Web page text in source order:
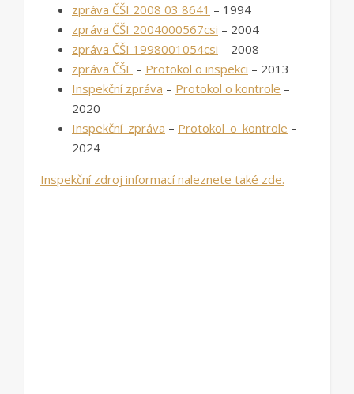
zpráva ČŠI 2008 03 8641 – 1994
zpráva ČŠI 2004000567csi – 2004
zpráva ČŠI 1998001054csi – 2008
zpráva ČŠI – Protokol o inspekci – 2013
Inspekční zpráva – Protokol o kontrole –
2020
Inspekční_zpráva – Protokol_o_kontrole –
2024
Inspekční zdroj informací naleznete také zde.